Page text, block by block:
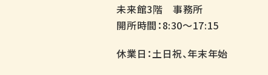
未来館3階 事務所
開所時間：8:30～17:15
休業日：土日祝、年末年始